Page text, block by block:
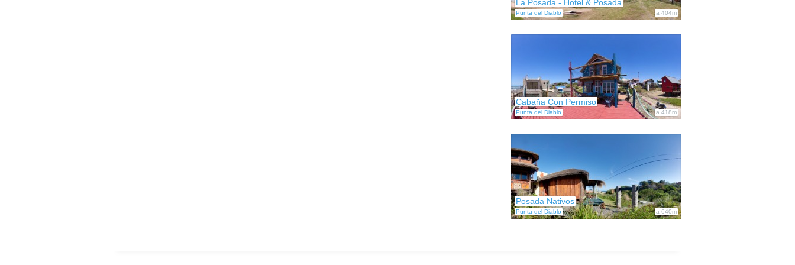
Punta del Diablo
La Posada - Hotel & Posada
a 404m
Punta del Diablo
Cabaña Con Permiso
a 418m
Punta del Diablo
Posada Nativos
a 640m